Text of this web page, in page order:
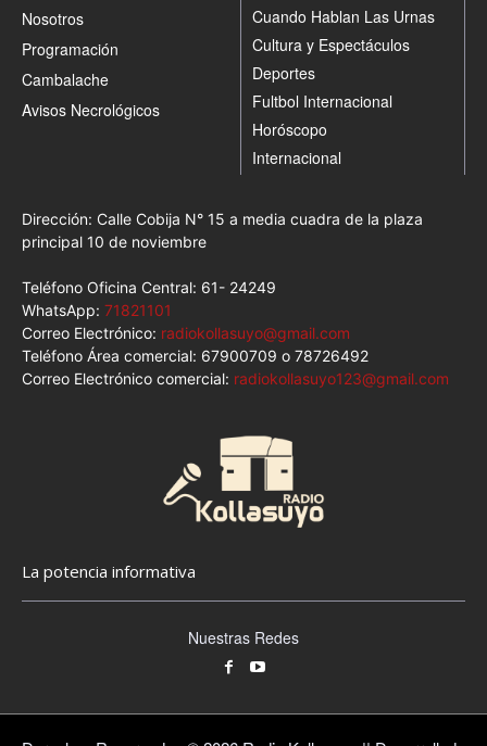
Nosotros
Programación
Cambalache
Avisos Necrológicos
Cuando Hablan Las Urnas
Cultura y Espectáculos
Deportes
Fultbol Internacional
Horóscopo
Internacional
Dirección: Calle Cobija N° 15 a media cuadra de la plaza
principal 10 de noviembre
Teléfono Oficina Central: 61- 24249
WhatsApp: 71821101
Correo Electrónico: radiokollasuyo@gmail.com
Teléfono Área comercial: 67900709 o 78726492
Correo Electrónico comercial: radiokollasuyo123@gmail.com
La potencia informativa
Nuestras Redes